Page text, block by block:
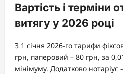
Вартість і терміни
витягу у 2026 році
З 1 січня 2026-го тарифи
грн, паперовий – 80 грн, за
мінімуму. Додатково